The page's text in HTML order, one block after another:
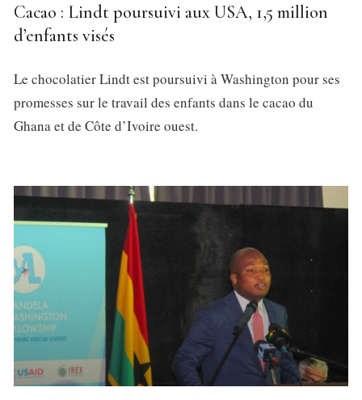
Cacao : Lindt poursuivi aux USA, 1,5 million
d’enfants visés
Le chocolatier Lindt est poursuivi à Washington pour ses
promesses sur le travail des enfants dans le cacao du
Ghana et de Côte d’Ivoire ouest.